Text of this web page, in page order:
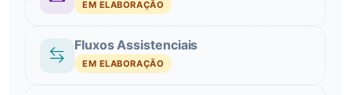
EM ELABORAÇÃO
Fluxos Assistenciais
EM ELABORAÇÃO